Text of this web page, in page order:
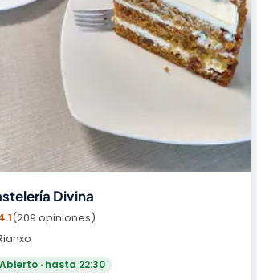
Divina
(209 opiniones)
Abierto · hasta 22:30